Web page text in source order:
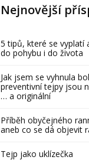
Nejnovější
5 tipů, které se vyplatí
do pohybu i do života
Jak jsem se vyhnula
preventivní tejpy jsou
… a originální
Příběh obyčejného
aneb co se dá objevit
Tejp jako uklízečka